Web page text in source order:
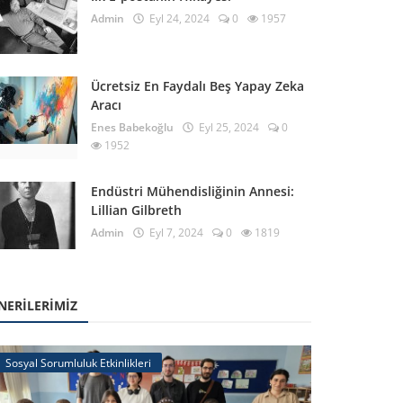
Admin Eyl 24, 2024 0 1957
Ücretsiz En Faydalı Beş Yapay Zeka
Aracı
Enes Babekoğlu Eyl 25, 2024
0
1952
Endüstri Mühendisliğinin Annesi:
Lillian Gilbreth
Admin Eyl 7, 2024 0 1819
Sosyal Sorumluluk Etkinlikleri